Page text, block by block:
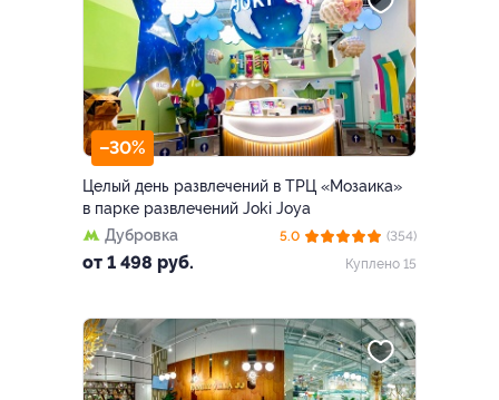
–30%
Целый день развлечений в ТРЦ «Мозаика»
в парке развлечений Joki Joya
Дубровка
от 1 498 руб.
5.0
(354)
Куплено 15